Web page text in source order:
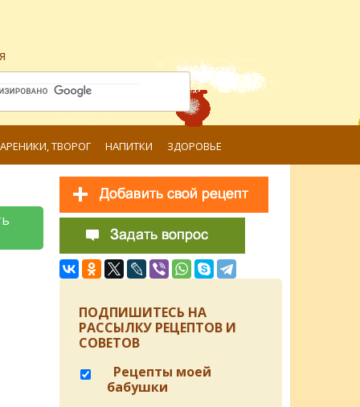
ТВОРОГ НАПИТКИ ЗДОРОВЬЕ
ПОДПИШИТЕСЬ НА
РАССЫЛКУ РЕЦЕПТОВ И
СОВЕТОВ
Рецепты моей
бабушки